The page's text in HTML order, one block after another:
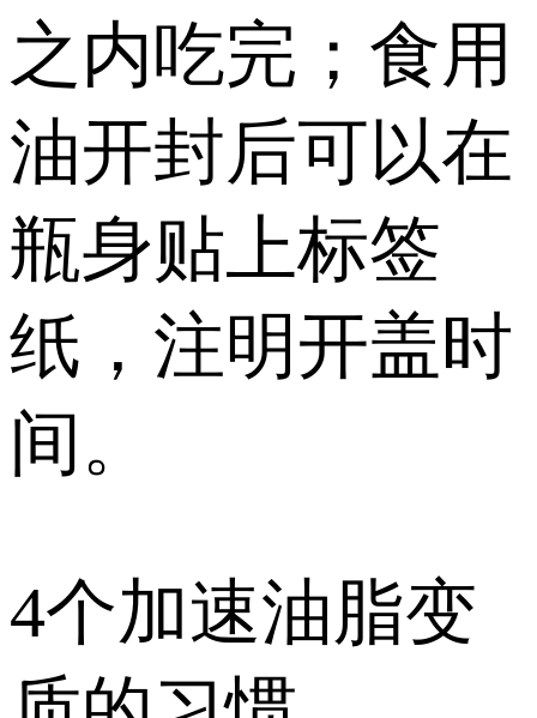
之内吃完；食用
油开封后可以在
瓶身贴上标签
纸，注明开盖时
间。
4个加速油脂变